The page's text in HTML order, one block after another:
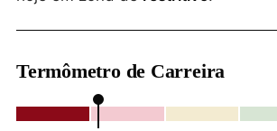
Termômetro de Carreira